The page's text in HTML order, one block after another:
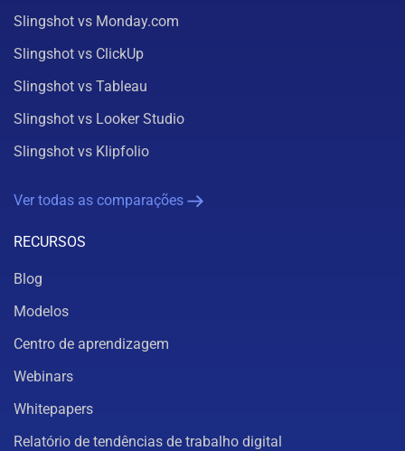
Slingshot vs Monday.com
Slingshot vs ClickUp
Slingshot vs Tableau
Slingshot vs Looker Studio
Slingshot vs Klipfolio
Ver todas as comparações
RECURSOS
Blog
Modelos
Centro de aprendizagem
Webinars
Whitepapers
Relatório de tendências de trabalho digital